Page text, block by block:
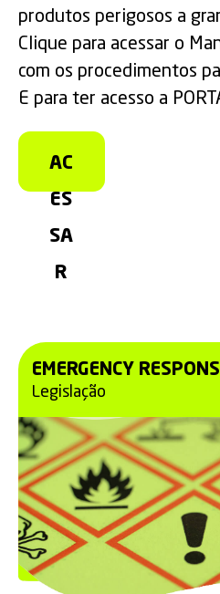
produtos perigosos a
Clique para acessar o
com os procedimentos
E para ter acesso a
AC
ES
SA
R
EMERGENCY
Legislação